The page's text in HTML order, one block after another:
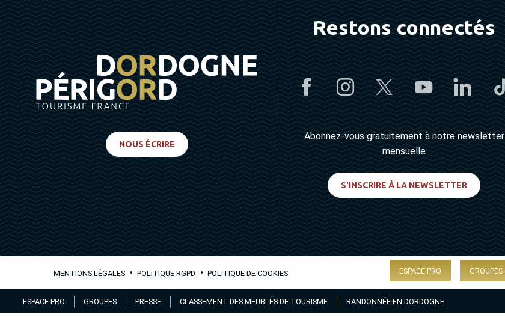
au
ESPACE PRO GROUPES PRESSE CLASSEMENT DES MEUBLÉS DE TOURISME RANDONNÉE EN DORDOGNE
NOUS ÉCRIRE
Restons connectés
Abonnez-vous gratuitement à notre newsletter
mensuelle
S'INSCRIRE À LA NEWSLETTER
MENTIONS LÉGALES • POLITIQUE RGPD • POLITIQUE DE COOKIES ESPACE PRO GROUPES